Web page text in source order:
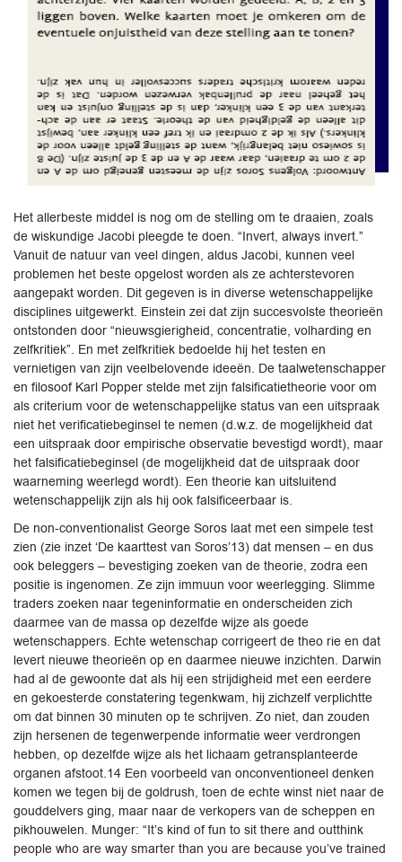
Het allerbeste middel is nog om de stelling om te draaien, zoals
de wiskundige Jacobi pleegde te doen. “Invert, always invert.”
Vanuit de natuur van veel dingen, aldus Jacobi, kunnen veel
problemen het beste opgelost worden als ze achterstevoren
aangepakt worden. Dit gegeven is in diverse wetenschappelijke
disciplines uitgewerkt. Einstein zei dat zijn succesvolste theorieën
ontstonden door “nieuwsgierigheid, concentratie, volharding en
zelfkritiek”. En met zelfkritiek bedoelde hij het testen en
vernietigen van zijn veelbelovende ideeën. De taalwetenschapper
en filosoof Karl Popper stelde met zijn falsificatietheorie voor om
als criterium voor de wetenschappelijke status van een uitspraak
niet het verificatiebeginsel te nemen (d.w.z. de mogelijkheid dat
een uitspraak door empirische observatie bevestigd wordt), maar
het falsificatiebeginsel (de mogelijkheid dat de uitspraak door
waarneming weerlegd wordt). Een theorie kan uitsluitend
wetenschappelijk zijn als hij ook falsificeerbaar is.
De non-conventionalist George Soros laat met een simpele test
zien (zie inzet ‘De kaarttest van Soros’13) dat mensen – en dus
ook beleggers – bevestiging zoeken van de theorie, zodra een
positie is ingenomen. Ze zijn immuun voor weerlegging. Slimme
traders zoeken naar tegeninformatie en onderscheiden zich
daarmee van de massa op dezelfde wijze als goede
wetenschappers. Echte wetenschap corrigeert de theo rie en dat
levert nieuwe theorieën op en daarmee nieuwe inzichten. Darwin
had al de gewoonte dat als hij een strijdigheid met een eerdere
en gekoesterde constatering tegenkwam, hij zichzelf verplichtte
om dat binnen 30 minuten op te schrijven. Zo niet, dan zouden
zijn hersenen de tegenwerpende informatie weer verdrongen
hebben, op dezelfde wijze als het lichaam getransplanteerde
organen afstoot.14 Een voorbeeld van onconventioneel denken
komen we tegen bij de goldrush, toen de echte winst niet naar de
gouddelvers ging, maar naar de verkopers van de scheppen en
pikhouwelen. Munger: “It’s kind of fun to sit there and outthink
people who are way smarter than you are because you’ve trained